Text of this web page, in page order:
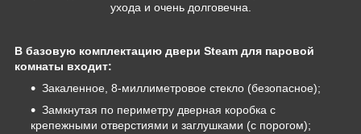
ухода и очень долговечна.
В базовую комплектацию двери Steam для паровой
комнаты входит:
Закаленное, 8-миллиметровое стекло (безопасное);
Замкнутая по периметру дверная коробка с
крепежными отверстиями и заглушками (с порогом);